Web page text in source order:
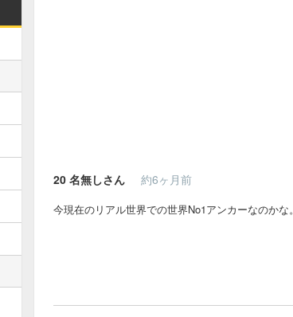
20 名無しさん 約6ヶ月前
今現在のリアル世界での世界No1アンカーなのかな。